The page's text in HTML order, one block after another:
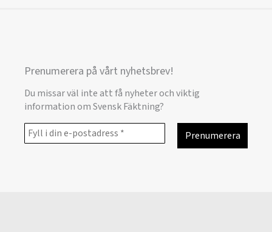
Prenumerera på vårt nyhetsbrev!
Du missar väl inte att få nyheter och viktig
information om Svensk Fäktning?